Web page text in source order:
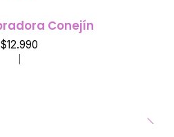
Conejín
$12.990